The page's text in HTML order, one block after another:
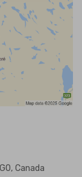
Canada